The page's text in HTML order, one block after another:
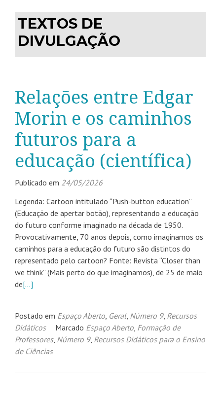
TEXTOS DE
DIVULGAÇÃO
Relações entre Edgar
Morin e os caminhos
futuros para a
educação (científica)
Publicado em 24/05/2026
Legenda: Cartoon intitulado “Push-button education”
(Educação de apertar botão), representando a educação
do futuro conforme imaginado na década de 1950.
Provocativamente, 70 anos depois, como imaginamos os
caminhos para a educação do futuro são distintos do
representado pelo cartoon? Fonte: Revista “Closer than
we think” (Mais perto do que imaginamos), de 25 de maio
de[…]
Postado em Espaço Aberto Geral, Número 9, Recursos
Didáticos
Marcado Espaço Aberto Formação de
Professores, Número 9, Recursos Didáticos para o Ensino
de Ciências